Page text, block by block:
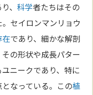
、科学者たちはその
セイロンマンリョウ
在であり、細かな解剖
の形状や成長パター
ニークであり、特に
なっている。この植